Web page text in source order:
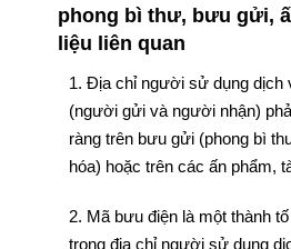
phong bì thư, bưu gửi,
liệu liên quan
1. Địa chỉ người sử dụng dịch
(người gửi và người nhận)
ràng trên bưu gửi (phong bì
hóa) hoặc trên các ấn phẩm,
2. Mã bưu điện là một thành
trong địa chỉ người sử dụng